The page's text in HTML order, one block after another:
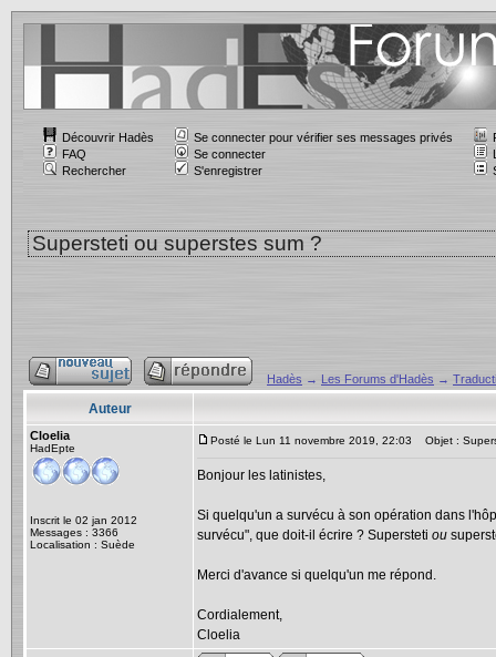
Découvrir Hadès
FAQ
Rechercher
Se connecter pour vérifier ses messages privés
Se connecter
S'enregistrer
Supersteti ou superstes sum ?
Hadès → Les Forums d'Hadès →
Auteur
Cloelia
HadEpte
Inscrit le 02 jan 2012
Messages : 3366
Localisation : Suède
Posté le Lun 11 novembre 2019, 22:03 Objet :
Bonjour les latinistes,
Si quelqu'un a survécu à son opération dans
survécu", que doit-il écrire ? Supersteti ou
Merci d'avance si quelqu'un me répond.
Cordialement,
Cloelia